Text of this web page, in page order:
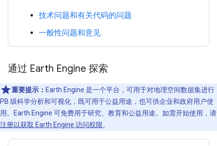
技术问题和有关代码的问题
一般性问题和意见
通过 Earth Engine 探索
重要提示： Earth Engine 是一个平台，可用于对地理空间数据集进行
PB 级科学分析和可视化，既可用于公益用途，也可供企业和政府用户使
用。Earth Engine 可免费用于研究、教育和公益用途。如需开始使用，请
注册以获取 Earth Engine 访问权限。